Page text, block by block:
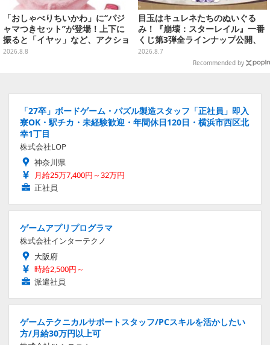
「おしゃべりちいかわ」に“パジ
ャマつきセット”が登場！上下に
振ると「イヤッ」など、アクショ
ンに応じて喋ってくれる
2026.8.8
目玉はキュレネたちのぬいぐる
み！『崩壊：スターレイル』一番
くじ第3弾全ラインナップ公開、
美麗ビジュアルのアクリルボード
2026.8.7
Recommended by
「27卒」ボードゲーム・パズル製造スタッフ「正社員」即入
寮OK・駅チカ・未経験歓迎・年間休日120日・横浜市西区北
幸1丁目
株式会社LOP
神奈川県
月給25万7,400円～32万円
正社員
ゲームアプリプログラマ
株式会社インターテクノ
大阪府
時給2,500円～
派遣社員
ゲームテクニカルサポートスタッフ/PCスキルを活かしたい
方/月給30万円以上可